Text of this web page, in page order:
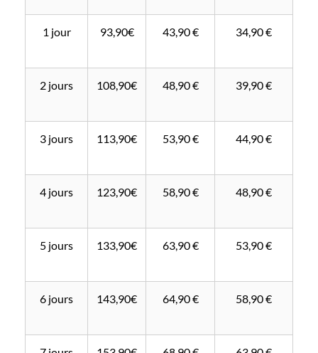
1 jour 93,90€ 43,90 € 34,90 €
2 jours 108,90€ 48,90 € 39,90 €
3 jours 113,90€ 53,90 € 44,90 €
4 jours 123,90€ 58,90 € 48,90 €
5 jours 133,90€ 63,90 € 53,90 €
6 jours 143,90€ 64,90 € 58,90 €